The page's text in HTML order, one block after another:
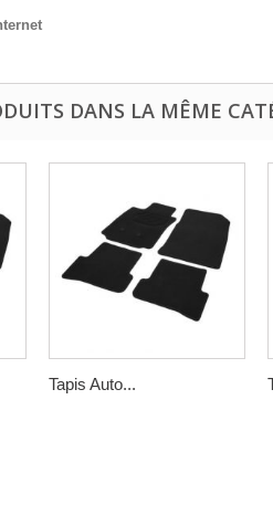
DANS LA MÊME
Tapis Auto...